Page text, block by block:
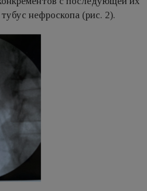
нефроскопа (рис. 2).